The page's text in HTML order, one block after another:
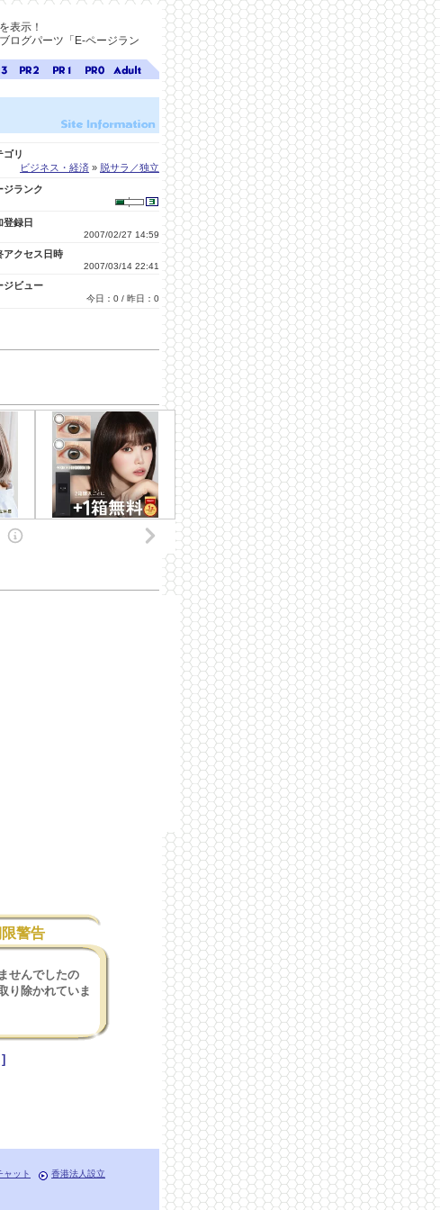
表示！
ログパーツ「E-ページラン
クランクランクランクダルト
検索
A-ペー
ク
ゴリ
ビジネス・経済 » 脱サラ／独立
ジランク
登録日
2007/02/27 14:59
アクセス日時
2007/03/14 22:41
ジビュー
今日：0 / 昨日：0
警告
せんでしたの
り除かれていま
ャット
香港法人設立